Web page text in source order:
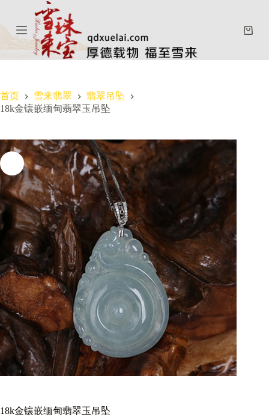
过
内
容
购
车
首页 雪来翡翠
翡翠吊坠
18k金镶嵌缅甸翡翠玉吊坠
18k金镶嵌缅甸翡翠玉吊坠